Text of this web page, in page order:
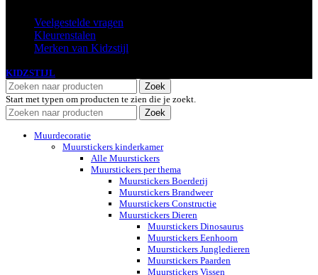
Veelgestelde vragen
Kleurenstalen
Merken van Kidzstijl
KIDZSTIJL
Zoek
Start met typen om producten te zien die je zoekt.
Zoek
Muurdecoratie
Muurstickers kinderkamer
Alle Muurstickers
Muurstickers per thema
Muurstickers Boerderij
Muurstickers Brandweer
Muurstickers Constructie
Muurstickers Dieren
Muurstickers Dinosaurus
Muurstickers Eenhoorn
Muurstickers Jungledieren
Muurstickers Paarden
Muurstickers Vissen